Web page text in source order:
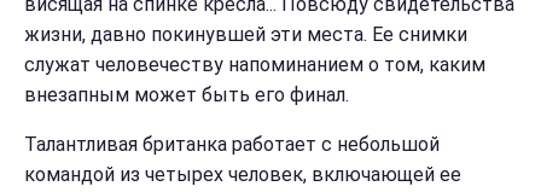
висящая на спинке кресла... Повсюду свидетельства
жизни, давно покинувшей эти места. Ее снимки
служат человечеству напоминанием о том, каким
внезапным может быть его финал.
Талантливая британка работает с небольшой
командой из четырех человек, включающей ее